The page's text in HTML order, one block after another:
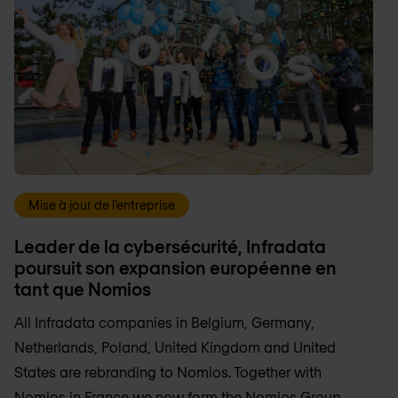
Mise à jour de l'entreprise
Leader de la cybersécurité, Infradata
poursuit son expansion européenne en
tant que Nomios
All Infradata companies in Belgium, Germany,
Netherlands, Poland, United Kingdom and United
States are rebranding to Nomios. Together with